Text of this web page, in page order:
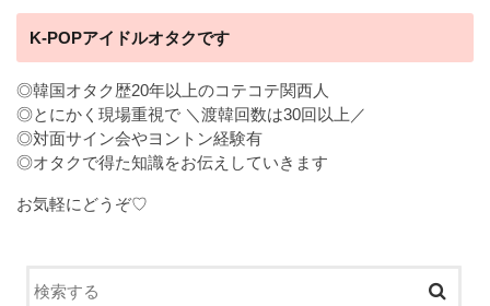
K-POPアイドルオタクです
◎韓国オタク歴20年以上のコテコテ関西人
◎とにかく現場重視で ＼渡韓回数は30回以上／
◎対面サイン会やヨントン経験有
◎オタクで得た知識をお伝えしていきます
お気軽にどうぞ♡